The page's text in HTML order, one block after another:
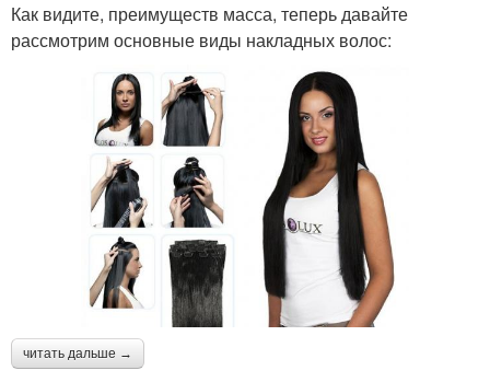
Как видите, преимуществ масса, теперь давайте
рассмотрим основные виды накладных волос:
читать дальше →